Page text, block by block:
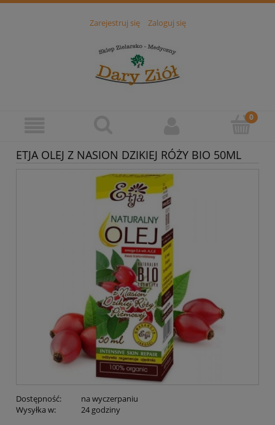
Zarejestruj się Zaloguj się
ETJA OLEJ Z NASION DZIKIEJ RÓŻY BIO 50ML
Dostępność:
na wyczerpaniu
Wysyłka w:
24 godziny